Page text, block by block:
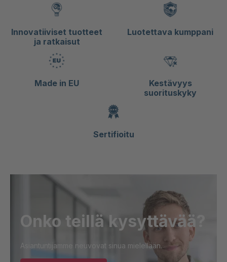
Innovatiiviset tuotteet
ja ratkaisut
Luotettava kumppani
Made in EU
Kestävyys
suorituskyky
Sertifioitu
Onko teillä kysyttävää?
Asiantuntijamme neuvovat sinua mielellään.